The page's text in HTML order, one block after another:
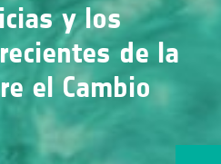
y los
de la
el Cambio